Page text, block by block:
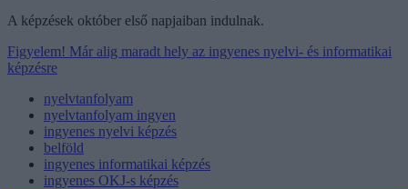
A képzések október első napjaiban indulnak.
Figyelem! Már alig maradt hely az ingyenes nyelvi- és informatikai
képzésre
nyelvtanfolyam
nyelvtanfolyam ingyen
ingyenes nyelvi képzés
belföld
ingyenes informatikai képzés
ingyenes OKJ-s képzés